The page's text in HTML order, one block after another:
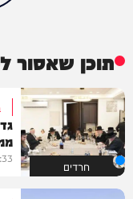
תוכן שאסור
חרדים